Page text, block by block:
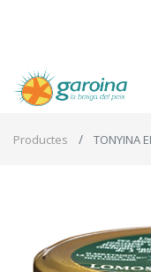
Productes TONYINA